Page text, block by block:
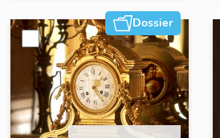
Dossier